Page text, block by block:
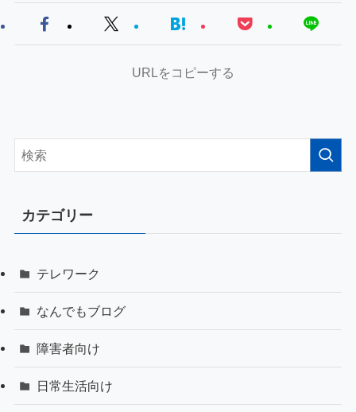
URLをコピーする
カテゴリー
テレワーク
なんでもブログ
障害者向け
日常生活向け